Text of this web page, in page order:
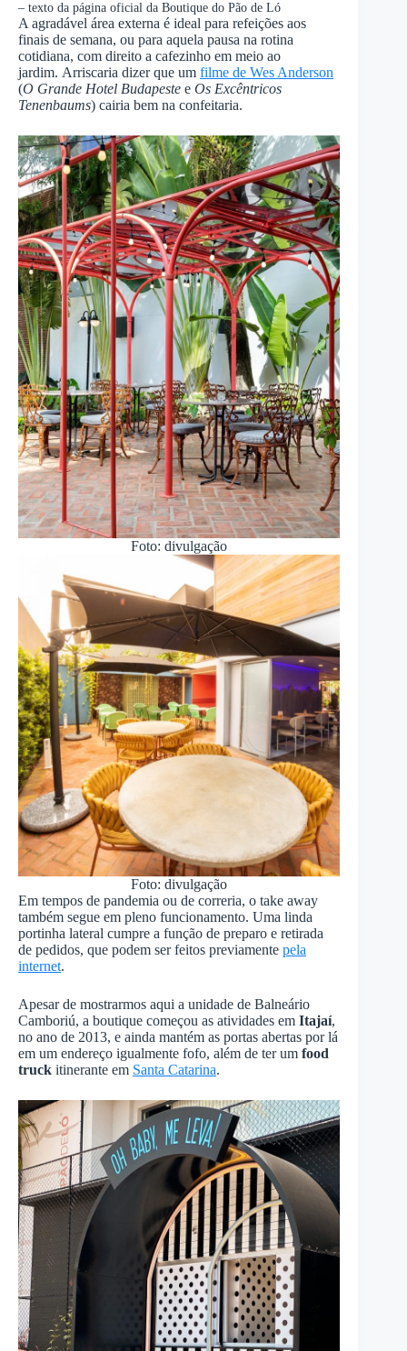
– texto da página oficial da Boutique do Pão de Ló
A agradável área externa é ideal para refeições aos
finais de semana, ou para aquela pausa na rotina
cotidiana, com direito a cafezinho em meio ao
jardim. Arriscaria dizer que um filme de Wes Anderson
(O Grande Hotel Budapeste e Os Excêntricos
Tenenbaums) cairia bem na confeitaria.
Foto: divulgação
Foto: divulgação
Em tempos de pandemia ou de correria, o take away
também segue em pleno funcionamento. Uma linda
portinha lateral cumpre a função de preparo e retirada
de pedidos, que podem ser feitos previamente pela
internet.
Apesar de mostrarmos aqui a unidade de Balneário
Camboriú, a boutique começou as atividades em Itajaí,
no ano de 2013, e ainda mantém as portas abertas por lá
em um endereço igualmente fofo, além de ter um food
truck itinerante em Santa Catarina.